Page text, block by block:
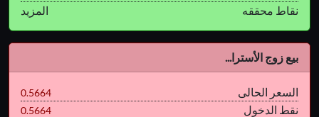
نقاط محققه
المزيد
بيع زوج الأسترا...
السعر الحالى 0.5664
نقط الدخول 0.5664